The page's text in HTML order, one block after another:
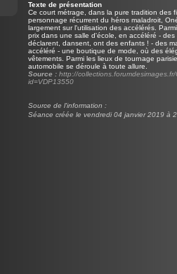
Texte de présentation
Ce court métrage, dans la pure tradition des
personnage récurrent du héros maladroit,
largement sur l'utilisation des accélérés.
prix dans une salle d'école, en accéléré -
déclarent, dansent, ont des enfants ! - des
accéléré - une boutique de mode, où des
vêtements. Parmi les lieux de tournage
automobile se déroule à toute allure.
Source : http://
id=VDP13550
Source de l'information :
Séance créée le vendredi 04 janvier 2019 à